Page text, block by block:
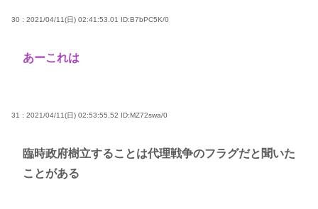
30 : 2021/04/11(日) 02:41:53.01 ID:B7bPC5K/0
あーこれは
31 : 2021/04/11(日) 02:53:55.52 ID:MZ72swa/0
臨時政府樹立することは代理戦争のフラグだと聞いた
ことがある